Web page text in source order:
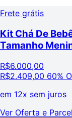
Frete grátis
Kit Chá De
Tamanho
R$6.000,00
R$2.409,00 60%
em 12x sem juros
Ver Oferta e